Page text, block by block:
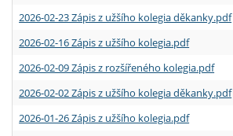
2026-02-23 Zápis z užšího kolegia děkanky.pdf
2026-02-16 Zápis z užšího kolegia.pdf
2026-02-09 Zápis z rozšířeného kolegia.pdf
2026-02-02 Zápis z užšího kolegia děkanky.pdf
2026-01-26 Zápis z užšího kolegia.pdf